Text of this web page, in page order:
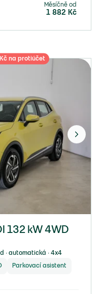
Měsíčně od
1 882 Kč
na protiúčet
132 kW 4WD
∙ automatická ∙ 4x4
Parkovací asistent